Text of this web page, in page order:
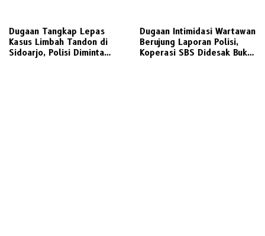
Dugaan Pelanggaran
Perkoperasian
Pasuruan
Dugaan Tangkap Lepas
Kasus Limbah Tandon di
Sidoarjo, Polisi Diminta
Dugaan Intimidasi Wartawan
Berujung Laporan Polisi,
Koperasi SBS Didesak Buka